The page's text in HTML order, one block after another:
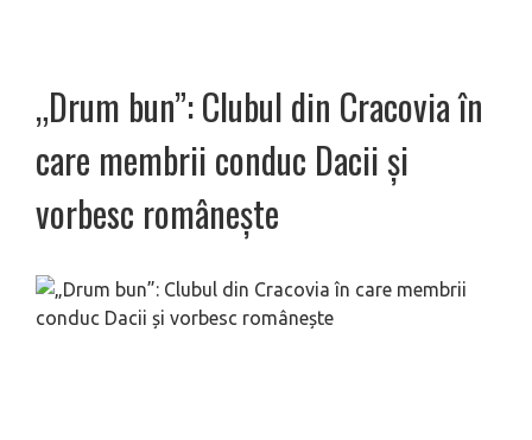
„Drum bun”: Clubul din Cracovia în
care membrii conduc Dacii și
vorbesc românește